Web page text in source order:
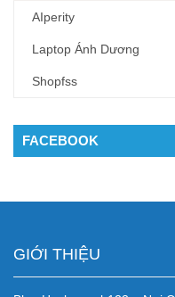
AIperity
Laptop Ánh Dương
Shopfss
FACEBOOK
GIỚI THIỆU